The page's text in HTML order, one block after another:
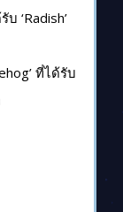
‘Radish’
ที่ได้รับ